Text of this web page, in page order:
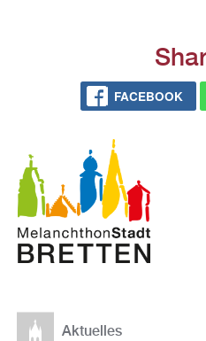
FACEBOOK
Aktuelles